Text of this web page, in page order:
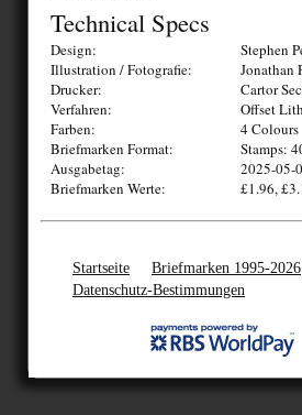
Technical Specs
Design:
Stephen
Illustration / Fotografie:
Jonathan
Drucker:
Cartor
Verfahren:
Offset
Farben:
4 Colours
Briefmarken Format:
Stamps:
Ausgabetag:
2025-05-
Briefmarken Werte:
£1.96,
Startseite Briefmarken 1995-2026
Datenschutz-Bestimmungen